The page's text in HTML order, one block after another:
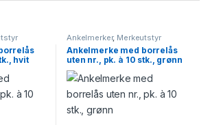
hvit
Ankelmerker, Merkeutstyr
Ankelmerke med borrelås
uten nr., pk. à 10 stk., grønn